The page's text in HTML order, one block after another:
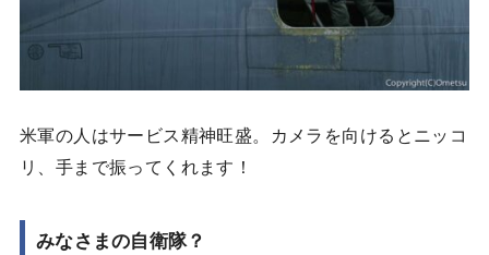
米軍の人はサービス精神旺盛。カメラを向けるとニッコ
リ、手まで振ってくれます！
みなさまの自衛隊？